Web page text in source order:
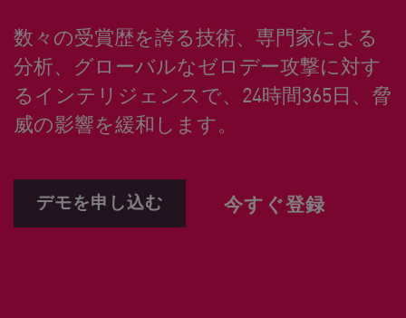
数々の受賞歴を誇る技術、専門家による
分析、グローバルなゼロデー攻撃に対す
るインテリジェンスで、24時間365日、脅
威の影響を緩和します。
デモを申し込む 今すぐ登録